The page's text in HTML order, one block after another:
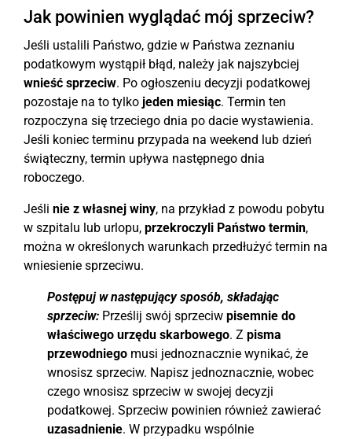
Jak powinien wyglądać mój sprzeciw?
Jeśli ustalili Państwo, gdzie w Państwa zeznaniu
podatkowym wystąpił błąd, należy jak najszybciej
wnieść sprzeciw. Po ogłoszeniu decyzji podatkowej
pozostaje na to tylko jeden miesiąc. Termin ten
rozpoczyna się trzeciego dnia po dacie wystawienia.
Jeśli koniec terminu przypada na weekend lub dzień
świąteczny, termin upływa następnego dnia
roboczego.
Jeśli nie z własnej winy, na przykład z powodu pobytu
w szpitalu lub urlopu, przekroczyli Państwo termin,
można w określonych warunkach przedłużyć termin na
wniesienie sprzeciwu.
Postępuj w następujący sposób, składając
sprzeciw: Prześlij swój sprzeciw pisemnie do
właściwego urzędu skarbowego. Z pisma
przewodniego musi jednoznacznie wynikać, że
wnosisz sprzeciw. Napisz jednoznacznie, wobec
czego wnosisz sprzeciw w swojej decyzji
podatkowej. Sprzeciw powinien również zawierać
uzasadnienie. W przypadku wspólnie